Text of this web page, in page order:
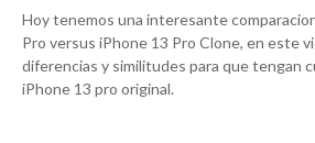
Hoy tenemos una interesante
Pro versus iPhone 13 Pro Clone, en este
diferencias y similitudes para que tengan
iPhone 13 pro original.